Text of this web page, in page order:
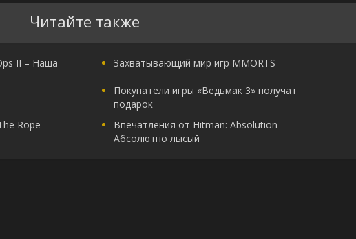
Читайте также
II – Наша
Захватывающий мир игр MMORTS
Покупатели игры «Ведьмак 3» получат
подарок
Rope
Впечатления от Hitman: Absolution –
Абсолютно лысый